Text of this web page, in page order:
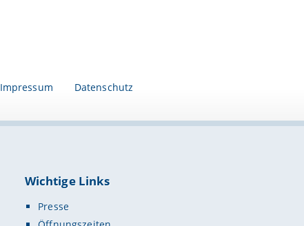
Impressum Datenschutz
Wichtige Links
Presse